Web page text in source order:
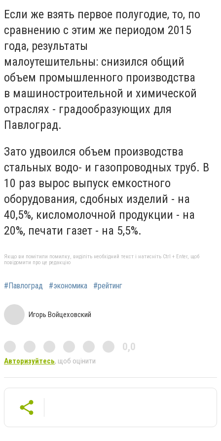
Если же взять первое полугодие, то, по
сравнению с этим же периодом 2015
года, результаты
малоутешительны: снизился общий
объем промышленного производства
в машиностроительной и химической
отраслях - градообразующих для
Павлоград.
Зато удвоился объем производства
стальных водо- и газопроводных труб. В
10 раз вырос выпуск емкостного
оборудования, сдобных изделий - на
40,5%, кисломолочной продукции - на
20%, печати газет - на 5,5%.
Якщо ви помітили помилку, виділіть необхідний текст і натисніть Ctrl + Enter, щоб
повідомити про це редакцію
#Павлоград #экономика #рейтинг
Игорь Войцеховский
0,0
Авторизуйтесь, щоб оцінити